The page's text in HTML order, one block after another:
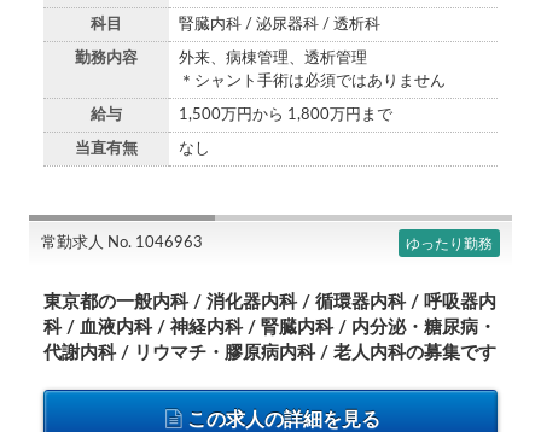
科目 腎臓内科 / 泌尿器科 / 透析科
勤務内容
外来、病棟管理、透析管理
＊シャント手術は必須ではありません
給与 1,500万円から 1,800万円まで
当直有無 なし
常勤求人 No. 1046963 ゆったり勤務
東京都の一般内科 / 消化器内科 / 循環器内科 / 呼吸器内
科 / 血液内科 / 神経内科 / 腎臓内科 / 内分泌・糖尿病・
代謝内科 / リウマチ・膠原病内科 / 老人内科の募集です
この求人の詳細を見る